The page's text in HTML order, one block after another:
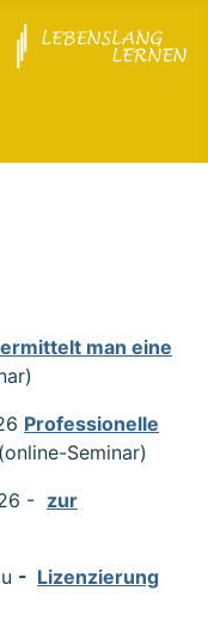
man eine
Professionelle
(online-Seminar)
- zur
- Lizenzierung